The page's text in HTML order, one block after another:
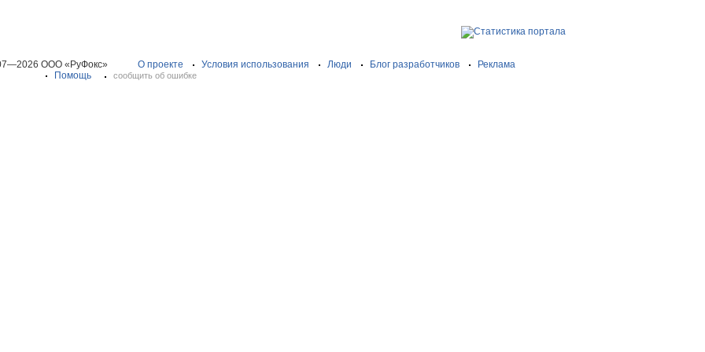
ООО «РуФокс» О проекте Условия использования Люди Блог разработчиков
Реклама
Помощь
сообщить об ошибке